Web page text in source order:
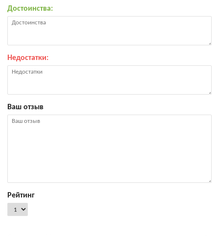
Достоинства:
Недостатки:
Ваш отзыв
Рейтинг